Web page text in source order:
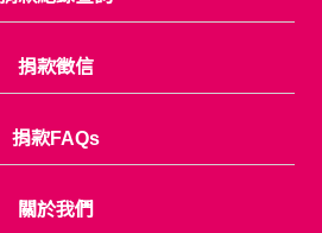
捐款徵信
捐款FAQs
關於我們